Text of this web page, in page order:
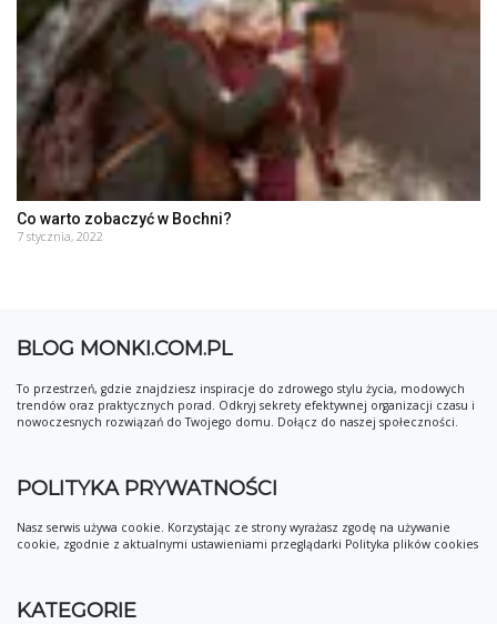
Co warto zobaczyć w Bochni?
7 stycznia, 2022
BLOG MONKI.COM.PL
To przestrzeń, gdzie znajdziesz inspiracje do zdrowego stylu życia, modowych
trendów oraz praktycznych porad. Odkryj sekrety efektywnej organizacji czasu i
nowoczesnych rozwiązań do Twojego domu. Dołącz do naszej społeczności.
POLITYKA PRYWATNOŚCI
Nasz serwis używa cookie. Korzystając ze strony wyrażasz zgodę na używanie
cookie, zgodnie z aktualnymi ustawieniami przeglądarki Polityka plików cookies
KATEGORIE